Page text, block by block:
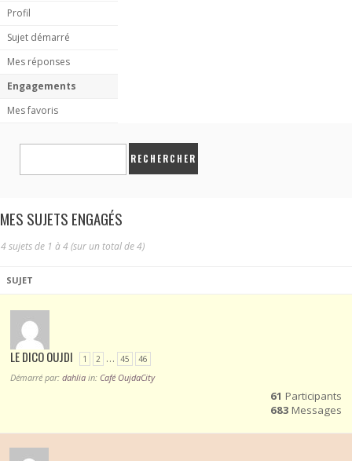
Profil
Sujet démarré
Mes réponses
Engagements
Mes favoris
MES SUJETS ENGAGÉS
4 sujets de 1 à 4 (sur un total de 4)
SUJET
LE DICO OUJDI 1 2 … 45 46
Démarré par:dahlia in: Café OujdaCity
61 Participants
683 Messages